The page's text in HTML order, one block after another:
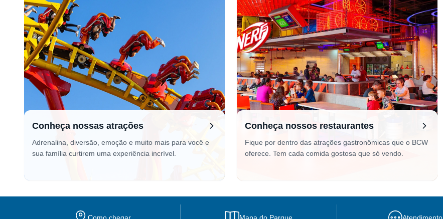
Conheça nossas atrações
Adrenalina, diversão, emoção e muito mais para você e
sua família curtirem uma experiência incrível.
Conheça nossos restaurantes
Fique por dentro das atrações gastronômicas que o BCW
oferece. Tem cada comida gostosa que só vendo.